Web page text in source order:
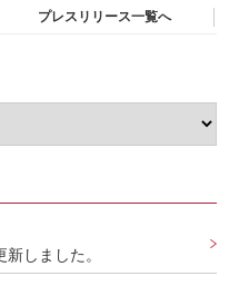
プレスリリース一覧へ
しました。